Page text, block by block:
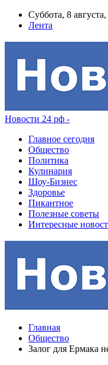
Суббота, 8
Лента
Новости 24 рф -
Главное сегодня
Общество
Политика
Кулинария
Шоу-Бизнес
Здоровье
Пикантное
Полезные советы
Интересные
Главная
Общество
Залог для Ермака